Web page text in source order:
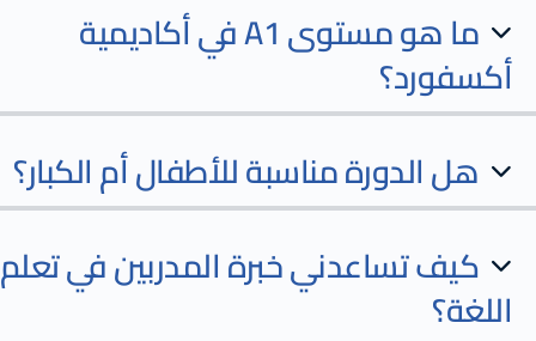
ما هو مستوى A1 في أكاديمية
أكسفورد؟
هل الدورة مناسبة للأطفال أم الكبار؟
كيف تساعدني خبرة المدربين في تعلم
اللغة؟